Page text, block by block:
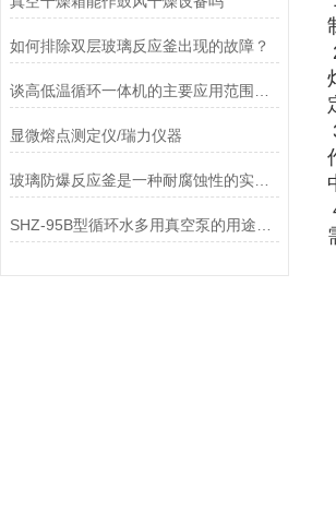
如何排除双层玻璃反应釜出现的故障？
显微熔点测定仪/瑞力仪器